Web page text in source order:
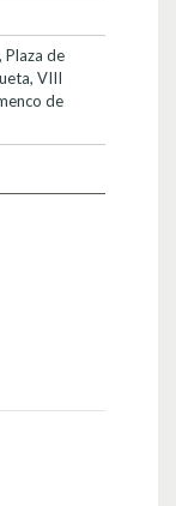
, Plaza de
, VIII
de